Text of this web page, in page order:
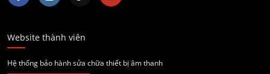
Website thành viên
Hệ thống bảo hành sửa chữa thiết bị âm thanh